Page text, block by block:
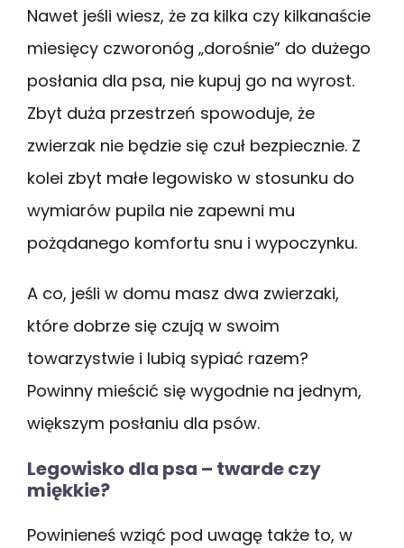
Nawet jeśli wiesz, że za kilka czy kilkanaście
miesięcy czworonóg „dorośnie” do dużego
posłania dla psa, nie kupuj go na wyrost.
Zbyt duża przestrzeń spowoduje, że
zwierzak nie będzie się czuł bezpiecznie. Z
kolei zbyt małe legowisko w stosunku do
wymiarów pupila nie zapewni mu
pożądanego komfortu snu i wypoczynku.
A co, jeśli w domu masz dwa zwierzaki,
które dobrze się czują w swoim
towarzystwie i lubią sypiać razem?
Powinny mieścić się wygodnie na jednym,
większym posłaniu dla psów.
Legowisko dla psa – twarde czy
miękkie?
Powinieneś wziąć pod uwagę także to, w